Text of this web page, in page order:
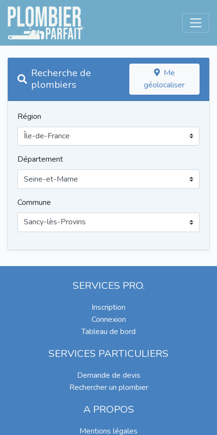
Recherche de
plombiers
Me
géolocaliser
Région
Département
Commune
SERVICES PRO.
Inscription
Connexion
Tableau de bord
SERVICES PARTICULIERS
Demande de devis
Rechercher un plombier
A PROPOS
Mentions légales